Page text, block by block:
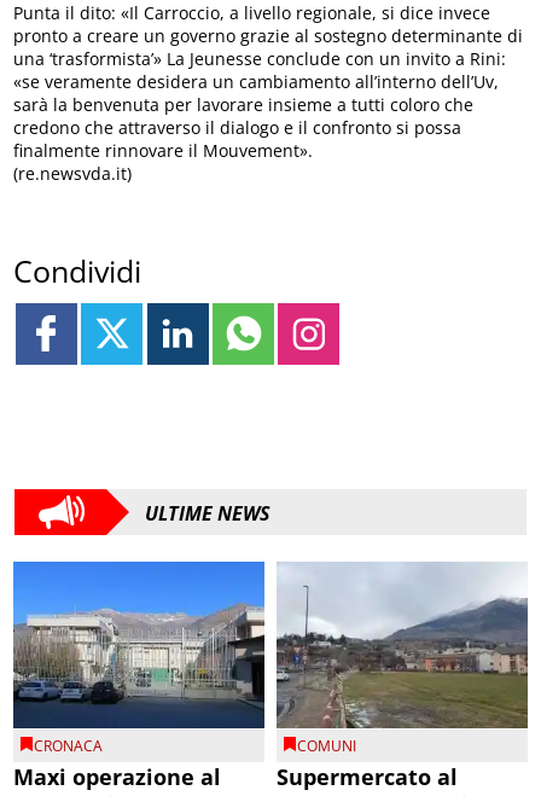
Punta il dito: «Il Carroccio, a livello regionale, si dice invece
pronto a creare un governo grazie al sostegno determinante di
una ‘trasformista’» La Jeunesse conclude con un invito a Rini:
«se veramente desidera un cambiamento all’interno dell’Uv,
sarà la benvenuta per lavorare insieme a tutti coloro che
credono che attraverso il dialogo e il confronto si possa
finalmente rinnovare il Mouvement».
(re.newsvda.it)
Condividi
ULTIME NEWS
CRONACA
Maxi operazione al
COMUNI
Supermercato al